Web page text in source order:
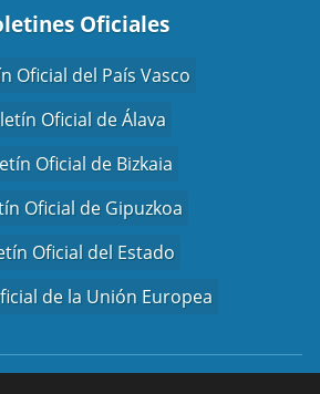
Oficiales
Oficial del País Vasco
Oficial de Álava
Oficial de Bizkaia
Oficial de Gipuzkoa
Oficial del Estado
de la Unión Europea